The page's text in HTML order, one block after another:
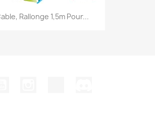
Rallonge 1,5m Pour...